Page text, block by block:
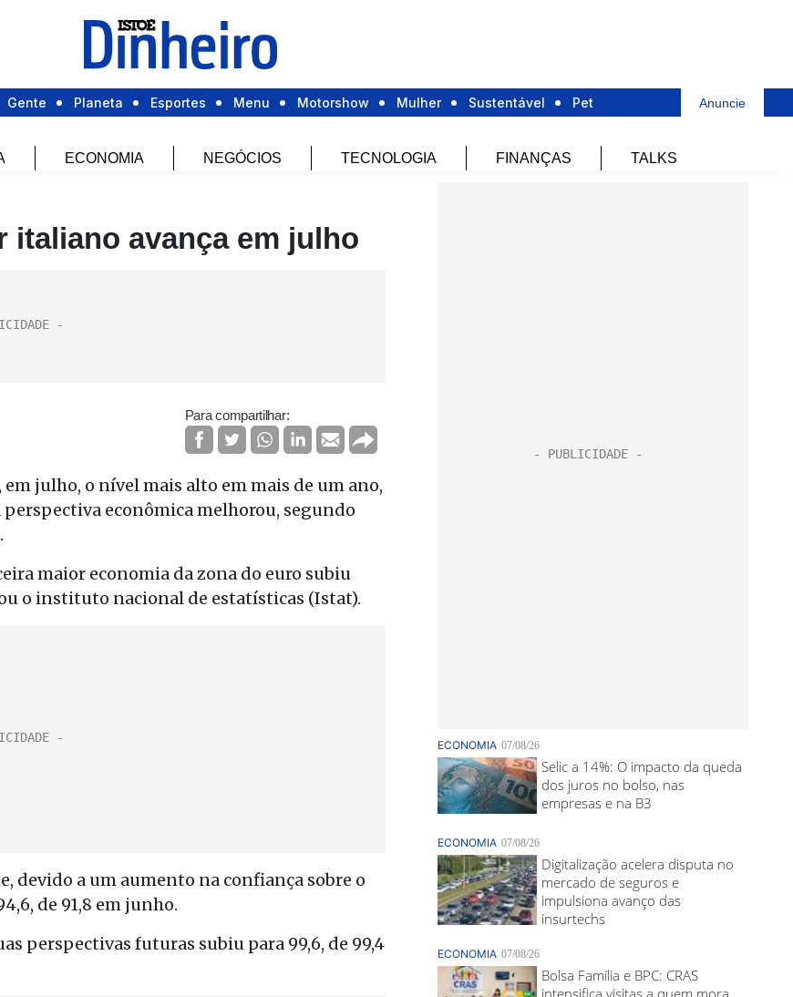
Gente Planeta Esportes Menu Motorshow Mulher Sustentável Pet Anuncie
ECONOMIA NEGÓCIOS TECNOLOGIA FINANÇAS TALKS
avança em julho
Para compartilhar:
julho, o nível mais alto em mais de um ano,
econômica melhorou, segundo
maior economia da zona do euro subiu
o instituto nacional de estatísticas (Istat).
devido a um aumento na confiança sobre o
de 91,8 em junho.
perspectivas futuras subiu para 99,6, de 99,4